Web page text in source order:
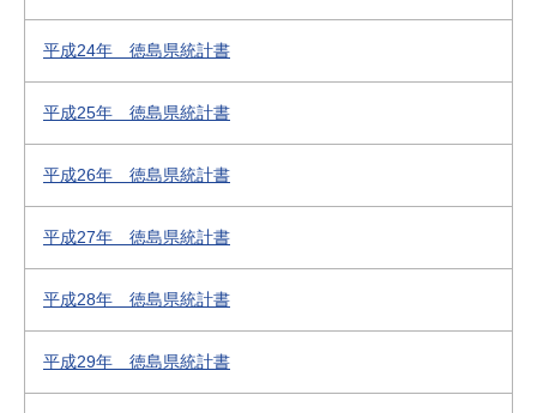
平成24年 徳島県統計書
平成25年 徳島県統計書
平成26年 徳島県統計書
平成27年 徳島県統計書
平成28年 徳島県統計書
平成29年 徳島県統計書